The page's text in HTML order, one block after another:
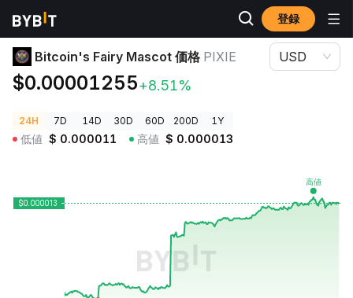
登録
暗号資産価格
Bitcoin's Fairy Mascot 価格 PIXIE
$0.00001255+8.51%
USD
24H 7D 14D 30D 60D 200D 1Y
低値 $ 0.000011 高値 $ 0.000013